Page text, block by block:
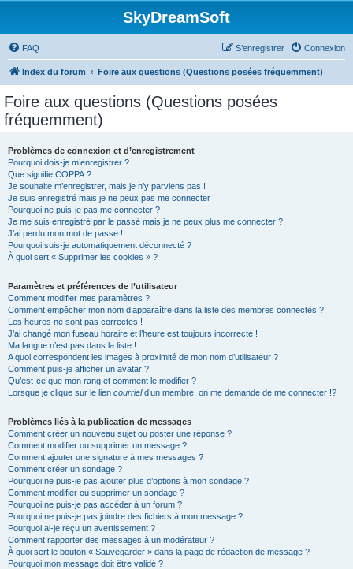
SkyDreamSoft
FAQ Connexion
S’enregistrer
Index du forum Foire aux questions (Questions posées fréquemment)
Foire aux questions (Questions posées
fréquemment)
Problèmes de connexion et d’enregistrement
Pourquoi dois-je m’enregistrer ?
Que signifie COPPA ?
Je souhaite m’enregistrer, mais je n’y parviens pas !
Je suis enregistré mais je ne peux pas me connecter !
Pourquoi ne puis-je pas me connecter ?
Je me suis enregistré par le passé mais je ne peux plus me connecter ?!
J’ai perdu mon mot de passe !
Pourquoi suis-je automatiquement déconnecté ?
À quoi sert « Supprimer les cookies » ?
Paramètres et préférences de l’utilisateur
Comment modifier mes paramètres ?
Comment empêcher mon nom d’apparaître dans la liste des membres connectés ?
Les heures ne sont pas correctes !
J’ai changé mon fuseau horaire et l’heure est toujours incorrecte !
Ma langue n’est pas dans la liste !
A quoi correspondent les images à proximité de mon nom d’utilisateur ?
Comment puis-je afficher un avatar ?
Qu’est-ce que mon rang et comment le modifier ?
Lorsque je clique sur le lien courrield’un membre, on me demande de me connecter !?
Problèmes liés à la publication de messages
Comment créer un nouveau sujet ou poster une réponse ?
Comment modifier ou supprimer un message ?
Comment ajouter une signature à mes messages ?
Comment créer un sondage ?
Pourquoi ne puis-je pas ajouter plus d’options à mon sondage ?
Comment modifier ou supprimer un sondage ?
Pourquoi ne puis-je pas accéder à un forum ?
Pourquoi ne puis-je pas joindre des fichiers à mon message ?
Pourquoi ai-je reçu un avertissement ?
Comment rapporter des messages à un modérateur ?
À quoi sert le bouton « Sauvegarder » dans la page de rédaction de message ?
Pourquoi mon message doit être validé ?